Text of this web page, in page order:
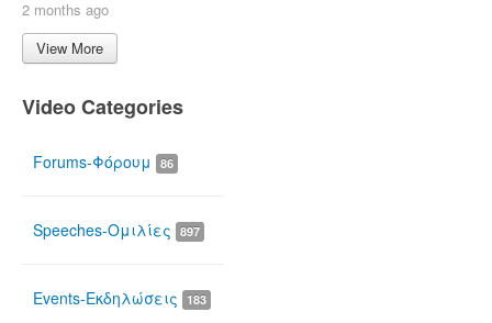
2 months ago
View More
Video Categories
Forums-Φόρουμ 86
Speeches-Ομιλίες 897
Events-Εκδηλώσεις 183